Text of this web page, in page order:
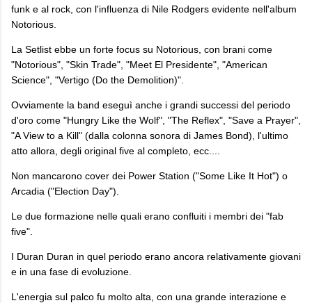
funk e al rock, con l'influenza di Nile Rodgers evidente nell'album
Notorious.
La Setlist ebbe un forte focus su Notorious, con brani come
"Notorious", "Skin Trade", "Meet El Presidente", "American
Science", "Vertigo (Do the Demolition)".
Ovviamente la band eseguì anche i grandi successi del periodo
d'oro come "Hungry Like the Wolf", "The Reflex", "Save a Prayer",
"A View to a Kill" (dalla colonna sonora di James Bond), l'ultimo
atto allora, degli original five al completo, ecc....
Non mancarono cover dei Power Station ("Some Like It Hot") o
Arcadia ("Election Day").
Le due formazione nelle quali erano confluiti i membri dei "fab
five".
I Duran Duran in quel periodo erano ancora relativamente giovani
e in una fase di evoluzione.
L'energia sul palco fu molto alta, con una grande interazione e